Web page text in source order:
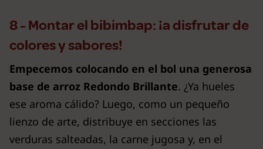
8 - Montar el bibimbap: ¡a disfrutar de
colores y sabores!
Empecemos colocando en el bol una generosa
base de arroz Redondo Brillante. ¿Ya hueles
ese aroma cálido? Luego, como un pequeño
lienzo de arte, distribuye en secciones las
verduras salteadas, la carne jugosa y, en el